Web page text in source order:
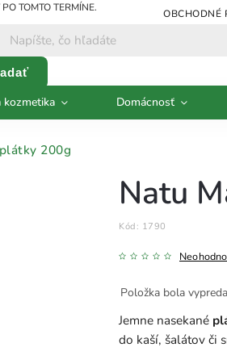
TOMTO TERMÍNE.
OBCHODNÉ
kozmetika Domácnosť
200g
Natu
Kód: 1790
Položka bola
Jemne nasekané
do kaší, šalátov či